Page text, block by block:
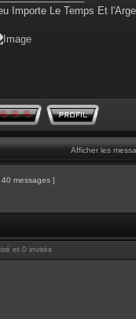
Importe Le Temps Et
Afficher les
messages ]
et 0 invités